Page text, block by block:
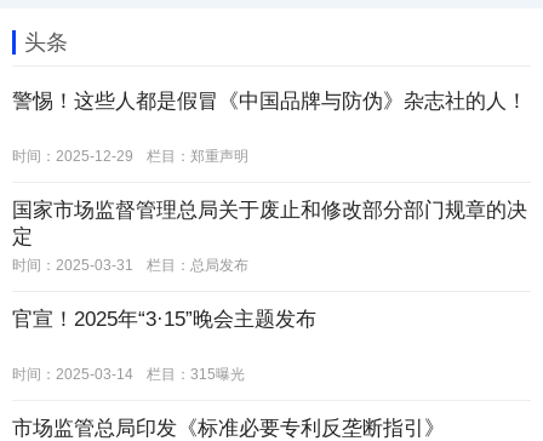
头条
警惕！这些人都是假冒《中国品牌与防伪》杂志社的人！
时间：2025-12-29 栏目： 郑重声明
国家市场监督管理总局关于废止和修改部分部门规章的决
定
时间：2025-03-31 栏目： 总局发布
官宣！2025年“3·15”晚会主题发布
时间：2025-03-14 栏目： 315曝光
市场监管总局印发《标准必要专利反垄断指引》